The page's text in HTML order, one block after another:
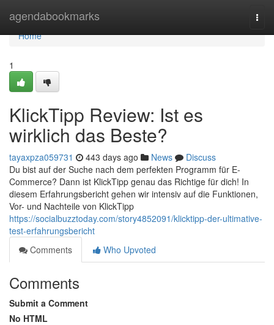
agendabookmarks
Home
Home
1
KlickTipp Review: Ist es
wirklich das Beste?
tayaxpza059731 443 days ago News
Discuss
Du bist auf der Suche nach dem perfekten Programm für E-
Commerce? Dann ist KlickTipp genau das Richtige für dich! In
diesem Erfahrungsbericht gehen wir intensiv auf die Funktionen,
Vor- und Nachteile von KlickTipp
https://socialbuzztoday.com/story4852091/klicktipp-der-ultimative-
test-erfahrungsbericht
Comments
Who Upvoted
Comments
Submit a Comment
No HTML